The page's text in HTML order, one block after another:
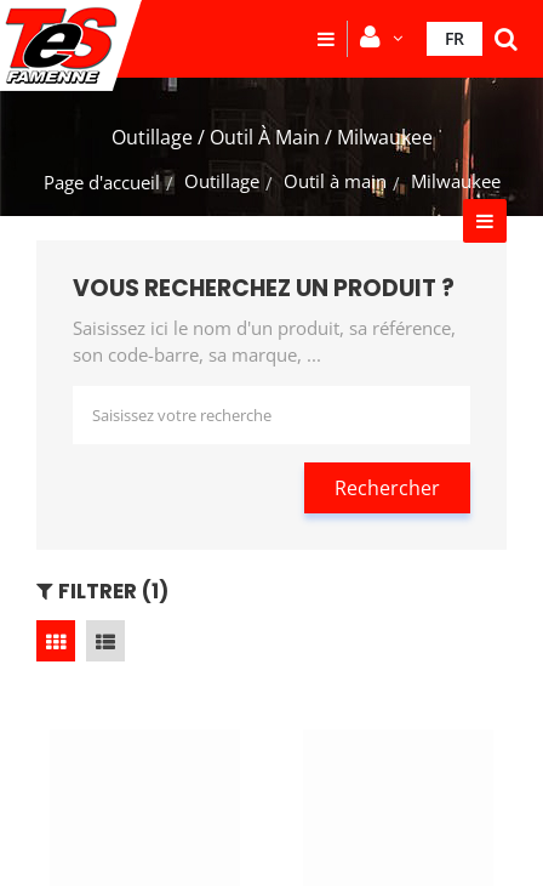
FR
Outillage / Outil À Main / Milwaukee
Page d'accueil Outillage Outil à main Milwaukee
VOUS RECHERCHEZ UN PRODUIT ?
Saisissez ici le nom d'un produit, sa référence,
son code-barre, sa marque, ...
Rechercher
FILTRER (1)